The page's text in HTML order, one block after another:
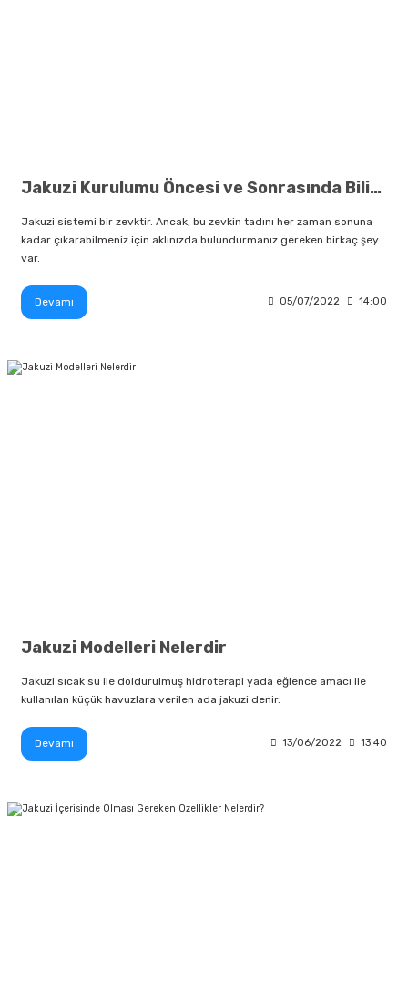
Jakuzi Kurulumu Öncesi ve Sonrasında Bilinmesi Gerekenler
Jakuzi sistemi bir zevktir. Ancak, bu zevkin tadını her zaman sonuna
kadar çıkarabilmeniz için aklınızda bulundurmanız gereken birkaç şey
var.
Devamı 05/07/2022 14:00
Jakuzi Modelleri Nelerdir
Jakuzi sıcak su ile doldurulmuş hidroterapi yada eğlence amacı ile
kullanılan küçük havuzlara verilen ada jakuzi denir.
Devamı 13/06/2022 13:40